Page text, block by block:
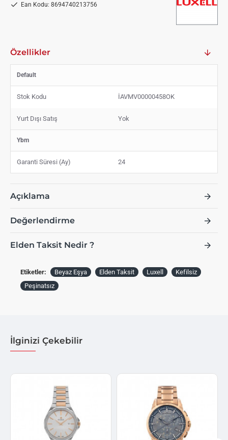
Ean Kodu: 8694740213756
Özellikler
Default
Stok Kodu İAVMV00000458OK
Yurt Dışı Satış Yok
Ybm
Garanti Süresi (Ay) 24
Açıklama
Değerlendirme
Elden Taksit Nedir ?
Etiketler: Beyaz Eşya Elden Taksit Luxell
Kefilsiz
Peşinatsız
İlginizi Çekebilir